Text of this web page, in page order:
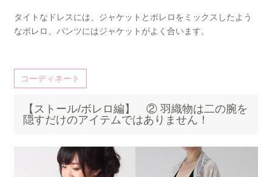
タイトなドレスには、ジャケットとボレロをミックスしたよう
なボレロ、パンツにはジャケットがよく合います。
コーディネート
【ストール/ボレロ編】 ② 羽織物は二の腕を
隠すだけのアイテムではありません！